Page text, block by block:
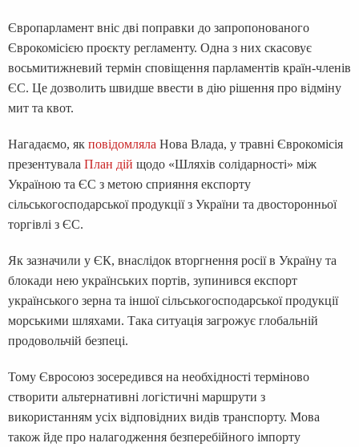
Європарламент вніс дві поправки до запропонованого
Єврокомісією проєкту регламенту. Одна з них скасовує
восьмитижневий термін сповіщення парламентів країн-членів
ЄС. Це дозволить швидше ввести в дію рішення про відміну
мит та квот.
Нагадаємо, як повідомляла Нова Влада, у травні Єврокомісія
презентувала План дій щодо «Шляхів солідарності» між
Україною та ЄС з метою сприяння експорту
сільськогосподарської продукції з України та двосторонньої
торгівлі з ЄС.
Як зазначили у ЄК, внаслідок вторгнення росії в Україну та
блокади нею українських портів, зупинився експорт
українського зерна та іншої сільськогосподарської продукції
морськими шляхами. Така ситуація загрожує глобальній
продовольчій безпеці.
Тому Євросоюз зосередився на необхідності терміново
створити альтернативні логістичні маршрути з
використанням усіх відповідних видів транспорту. Мова
також йде про налагодження безперебійного імпорту